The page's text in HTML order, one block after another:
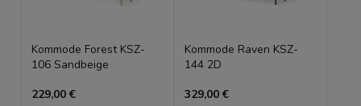
Kommode Forest KSZ-
106 Sandbeige
229,00 €
Kommode Raven KSZ-
144 2D
329,00 €